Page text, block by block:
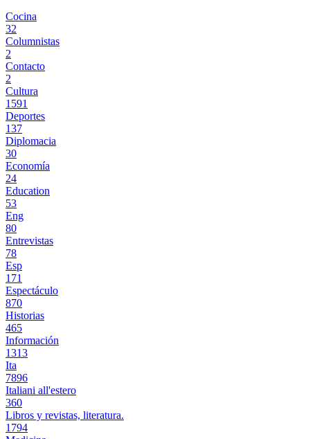
Cocina
32
Columnistas
2
Contacto
2
Cultura
1591
Deportes
137
Diplomacia
30
Economía
24
Education
53
Eng
80
Entrevistas
78
Esp
171
Espectáculo
870
Historias
465
Información
1313
Ita
7896
Italiani all'estero
360
Libros y revistas, literatura.
1794